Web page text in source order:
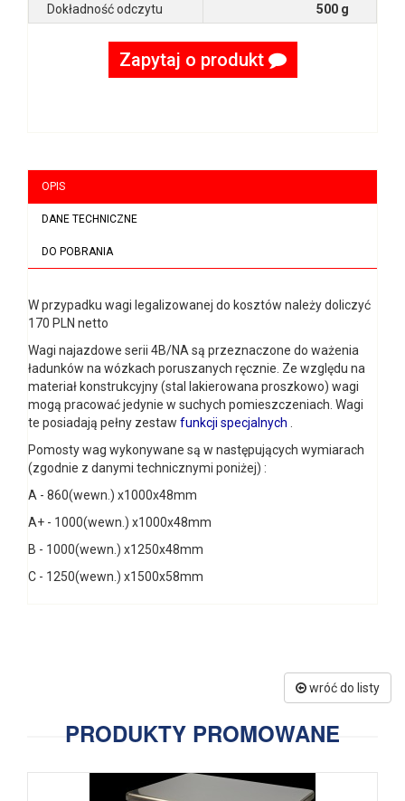
Dokładność odczytu
500 g
Zapytaj o produkt
OPIS
DANE TECHNICZNE
DO POBRANIA
W przypadku wagi legalizowanej do kosztów należy doliczyć
170 PLN netto
Wagi najazdowe serii 4B/NA są przeznaczone do ważenia
ładunków na wózkach poruszanych ręcznie. Ze względu na
materiał konstrukcyjny (stal lakierowana proszkowo) wagi
mogą pracować jedynie w suchych pomieszczeniach. Wagi
te posiadają pełny zestaw funkcji specjalnych
Pomosty wag wykonywane są w następujących wymiarach
(zgodnie z danymi technicznymi poniżej) :
A - 860(wewn.) x1000x48mm
A+ - 1000(wewn.) x1000x48mm
B - 1000(wewn.) x1250x48mm
C - 1250(wewn.) x1500x58mm
wróć do listy
PRODUKTY PROMOWANE